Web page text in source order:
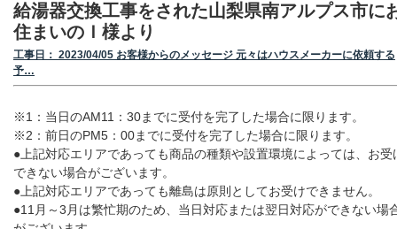
給湯器交換工事をされた山梨県南アルプス市に
住まいのＩ様より
工事日： 2023/04/05 お客様からのメッセージ 元々はハウスメーカーに依頼する
予…
※1：当日のAM11：30までに受付を完了した場合に限ります。
※2：前日のPM5：00までに受付を完了した場合に限ります。
●上記対応エリアであっても商品の種類や設置環境によっては、お受
できない場合がございます。
●上記対応エリアであっても離島は原則としてお受けできません。
●11月～3月は繁忙期のため、当日対応または翌日対応ができない場